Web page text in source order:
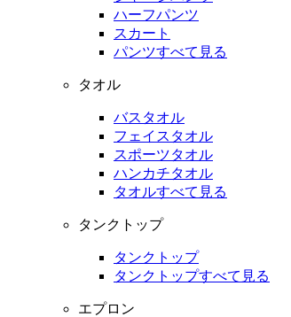
ハーフパンツ
スカート
パンツすべて見る
タオル
バスタオル
フェイスタオル
スポーツタオル
ハンカチタオル
タオルすべて見る
タンクトップ
タンクトップ
タンクトップすべて見る
エプロン